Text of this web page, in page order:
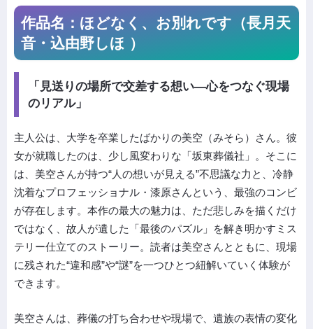
作品名：ほどなく、お別れです（長月天
音・込由野しほ ）
「見送りの場所で交差する想い—心をつなぐ現場
のリアル」
主人公は、大学を卒業したばかりの美空（みそら）さん。彼
女が就職したのは、少し風変わりな「坂東葬儀社」。そこに
は、美空さんが持つ“人の想いが見える”不思議な力と、冷静
沈着なプロフェッショナル・漆原さんという、最強のコンビ
が存在します。本作の最大の魅力は、ただ悲しみを描くだけ
ではなく、故人が遺した「最後のパズル」を解き明かすミス
テリー仕立てのストーリー。読者は美空さんとともに、現場
に残された“違和感”や“謎”を一つひとつ紐解いていく体験が
できます。
美空さんは、葬儀の打ち合わせや現場で、遺族の表情の変化